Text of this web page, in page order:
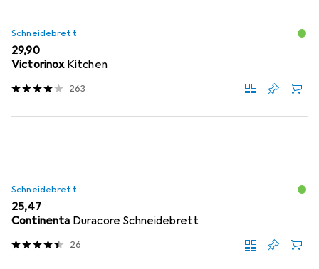
Schneidebrett
EUR
29,90
Victorinox Kitchen
263
Schneidebrett
EUR
25,47
Continenta Duracore Schneidebrett
26